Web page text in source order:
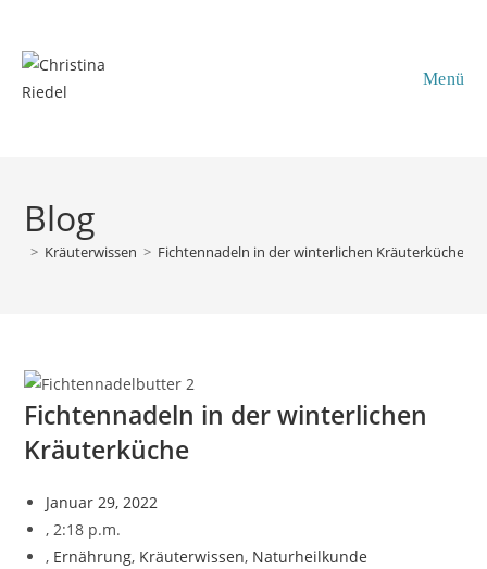
springen
Menü
Blog
> Kräuterwissen > Fichtennadeln in der winterlichen Kräuterküche
Fichtennadeln in der winterlichen
Kräuterküche
Januar 29, 2022
, 2:18 p.m.
, Ernährung, Kräuterwissen, Naturheilkunde